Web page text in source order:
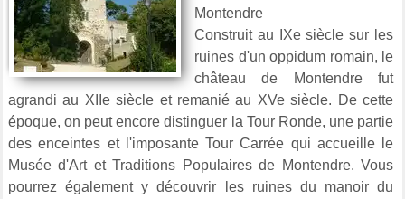
Montendre
Construit au IXe siècle sur les
ruines d'un oppidum romain, le
château de Montendre fut
agrandi au XIIe siècle et remanié au XVe siècle. De cette
époque, on peut encore distinguer la Tour Ronde, une partie
des enceintes et l'imposante Tour Carrée qui accueille le
Musée d'Art et Traditions Populaires de Montendre. Vous
pourrez également y découvrir les ruines du manoir du